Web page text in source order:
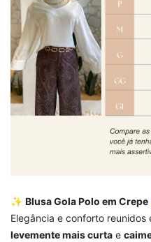
✨ Blusa Gola Polo em Crepe
Elegância e conforto reunidos
levemente mais curta e